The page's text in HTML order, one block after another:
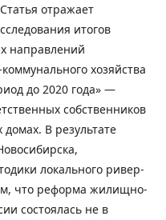
отражает
итогов
направлений
хозяйства
до 2020 года» —
собственников
В результате
локального ривер-
что реформа жилищно-
состоялась не в